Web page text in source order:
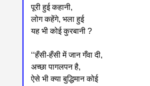
पूरी हुई कहानी,
लोग कहेंगे, भला हुई
यह भी कोई कुरबानी ?
‘‘हँसी-हँसी में जान गँवा दी,
अच्छा पागलपन है,
ऐसे भी क्या बुद्धिमान कोई